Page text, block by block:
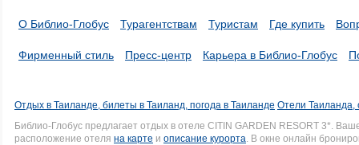
О Библио-Глобус Турагентствам Туристам Где купить
Фирменный стиль Пресс-центр Карьера в Библио-Глобус
Отдых в Таиланде, билеты в Таиланд, погода в Таиланде Отели Таиланда,
Библио-Глобус предлагает отдых в отеле CITIN GARDEN RESORT 3*.
расположение отеля на карте и описание курорта. В окне онлайн